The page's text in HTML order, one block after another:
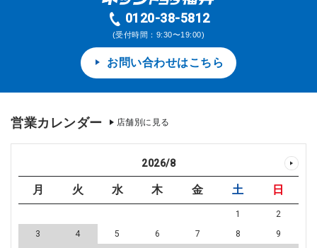
0120-38-5812
(受付時間：9:30〜19:00)
お問い合わせはこちら
営業カレンダー 店舗別に見る
2026/8
月 火 水 木 金 土 日
1
2
3
4 5 6 7 8
9